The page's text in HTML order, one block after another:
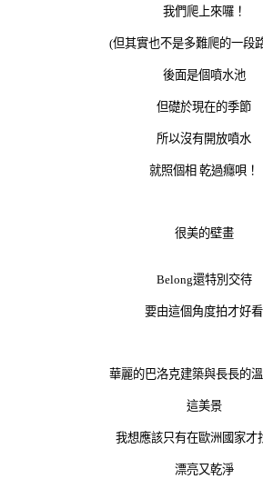
我們爬上來囉！
(但其實也不是多難爬的一段
後面是個噴水池
但礎於現在的季節
所以沒有開放噴水
就照個相 乾過癮唄！
很美的壁畫
Belong還特別交待
要由這個角度拍才好看
華麗的巴洛克建築與長長的
這美景
我想應該只有在歐洲國家才
漂亮又乾淨